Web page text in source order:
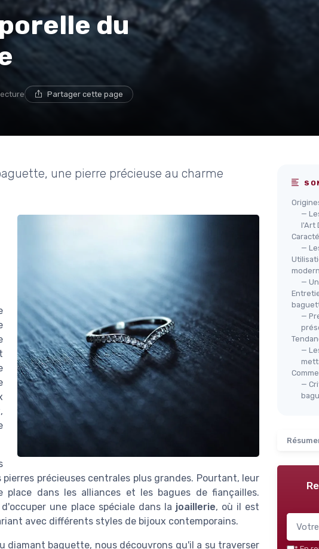
du
Partager cette page
une pierre précieuse au charme
précieuses centrales plus grandes. Pourtant, leur
dans les alliances et les bagues de fiançailles.
une place spéciale dans la joaillerie, où il est
avec différents styles de bijoux contemporains.
diamant baguette, nous découvrons qu'il a su traverser
—
l'Art
—
—
—
—
—